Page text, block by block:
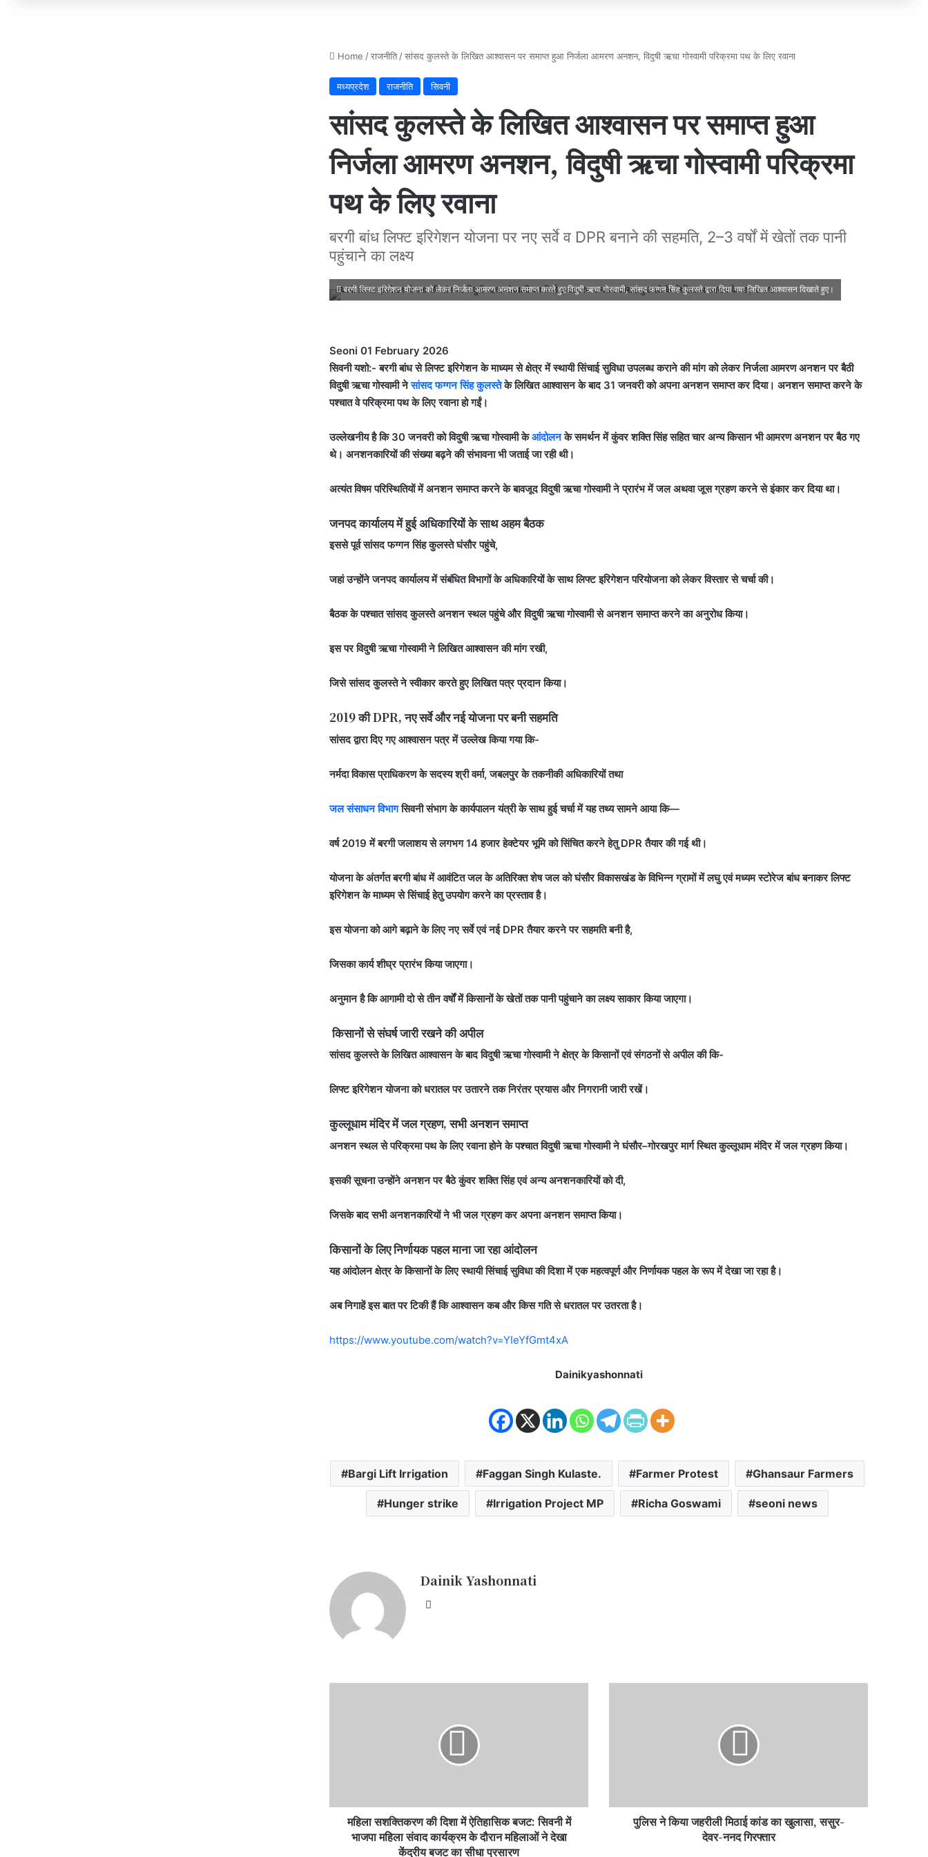
Home /राजनीति /सांसद कुलस्ते के लिखित आश्वासन पर समाप्त हुआ निर्जला आमरण अनशन, विदुषी ऋचा गोस्वामी परिक्रमा पथ के लिए रवाना
मध्यप्रदेश राजनीति सिवनी
सांसद कुलस्ते के लिखित आश्वासन पर समाप्त हुआ
निर्जला आमरण अनशन, विदुषी ऋचा गोस्वामी परिक्रमा
पथ के लिए रवाना
बरगी बांध लिफ्ट इरिगेशन योजना पर नए सर्वे व DPR बनाने की सहमति, 2–3 वर्षों में खेतों तक पानी
पहुंचाने का लक्ष्य
बरगी लिफ्ट इरिगेशन योजना को लेकर निर्जला आमरण अनशन समाप्त करते हुए विदुषी ऋचा गोस्वामी, सांसद फग्गन सिंह कुलस्ते द्वारा दिया गया लिखित आश्वासन दिखाते हुए।
Seoni 01 February 2026
सिवनी यशो:- बरगी बांध से लिफ्ट इरिगेशन के माध्यम से क्षेत्र में स्थायी सिंचाई सुविधा उपलब्ध कराने की मांग को लेकर निर्जला आमरण अनशन पर बैठी
विदुषी ऋचा गोस्वामी नेसांसद फग्गन सिंह कुलस्तेके लिखित आश्वासन के बाद 31 जनवरी को अपना अनशन समाप्त कर दिया। अनशन समाप्त करने के
पश्चात वे परिक्रमा पथ के लिए रवाना हो गईं।
उल्लेखनीय है कि 30 जनवरी को विदुषी ऋचा गोस्वामी केआंदोलनके समर्थन में कुंवर शक्ति सिंह सहित चार अन्य किसान भी आमरण अनशन पर बैठ गए
थे। अनशनकारियों की संख्या बढ़ने की संभावना भी जताई जा रही थी।
अत्यंत विषम परिस्थितियों में अनशन समाप्त करने के बावजूद विदुषी ऋचा गोस्वामी ने प्रारंभ में जल अथवा जूस ग्रहण करने से इंकार कर दिया था।
जनपद कार्यालय में हुई अधिकारियों के साथ अहम बैठक
इससे पूर्व सांसद फग्गन सिंह कुलस्ते घंसौर पहुंचे,
जहां उन्होंने जनपद कार्यालय में संबंधित विभागों के अधिकारियों के साथ लिफ्ट इरिगेशन परियोजना को लेकर विस्तार से चर्चा की।
बैठक के पश्चात सांसद कुलस्ते अनशन स्थल पहुंचे और विदुषी ऋचा गोस्वामी से अनशन समाप्त करने का अनुरोध किया।
इस पर विदुषी ऋचा गोस्वामी ने लिखित आश्वासन की मांग रखी,
जिसे सांसद कुलस्ते ने स्वीकार करते हुए लिखित पत्र प्रदान किया।
2019 की DPR, नए सर्वे और नई योजना पर बनी सहमति
सांसद द्वारा दिए गए आश्वासन पत्र में उल्लेख किया गया कि-
नर्मदा विकास प्राधिकरण के सदस्य श्री वर्मा, जबलपुर के तकनीकी अधिकारियों तथा
जल संसाधन विभागसिवनी संभाग के कार्यपालन यंत्री के साथ हुई चर्चा में यह तथ्य सामने आया कि—
वर्ष 2019 में बरगी जलाशय से लगभग 14 हजार हेक्टेयर भूमि को सिंचित करने हेतु DPR तैयार की गई थी।
योजना के अंतर्गत बरगी बांध में आवंटित जल के अतिरिक्त शेष जल को घंसौर विकासखंड के विभिन्न ग्रामों में लघु एवं मध्यम स्टोरेज बांध बनाकर लिफ्ट
इरिगेशन के माध्यम से सिंचाई हेतु उपयोग करने का प्रस्ताव है।
इस योजना को आगे बढ़ाने के लिए नए सर्वे एवं नई DPR तैयार करने पर सहमति बनी है,
जिसका कार्य शीघ्र प्रारंभ किया जाएगा।
अनुमान है कि आगामी दो से तीन वर्षों में किसानों के खेतों तक पानी पहुंचाने का लक्ष्य साकार किया जाएगा।
किसानों से संघर्ष जारी रखने की अपील
सांसद कुलस्ते के लिखित आश्वासन के बाद विदुषी ऋचा गोस्वामी ने क्षेत्र के किसानों एवं संगठनों से अपील की कि-
लिफ्ट इरिगेशन योजना को धरातल पर उतारने तक निरंतर प्रयास और निगरानी जारी रखें।
कुल्लूधाम मंदिर में जल ग्रहण, सभी अनशन समाप्त
अनशन स्थल से परिक्रमा पथ के लिए रवाना होने के पश्चात विदुषी ऋचा गोस्वामी ने घंसौर–गोरखपुर मार्ग स्थित कुल्लूधाम मंदिर में जल ग्रहण किया।
इसकी सूचना उन्होंने अनशन पर बैठे कुंवर शक्ति सिंह एवं अन्य अनशनकारियों को दी,
जिसके बाद सभी अनशनकारियों ने भी जल ग्रहण कर अपना अनशन समाप्त किया।
किसानों के लिए निर्णायक पहल माना जा रहा आंदोलन
यह आंदोलन क्षेत्र के किसानों के लिए स्थायी सिंचाई सुविधा की दिशा में एक महत्वपूर्ण और निर्णायक पहल के रूप में देखा जा रहा है।
अब निगाहें इस बात पर टिकी हैं कि आश्वासन कब और किस गति से धरातल पर उतरता है।
https://www.youtube.com/watch?v=YIeYfGmt4xA
Dainikyashonnati
Bargi Lift Irrigation Faggan Singh Kulaste. Farmer Protest Ghansaur Farmers
Hunger strike Irrigation Project MP Richa Goswami seoni news
Dainik Yashonnati
में
भाजपामहिला सशक्तिकरण की दिशा में ऐतिहासिक बजट: सिवनी में
भाजपा महिला संवाद कार्यक्रम के दौरान महिलाओं ने देखा
केंद्रीय बजट का सीधा प्रसारण
ससुर-
पुलिस ने किया जहरीली मिठाई कांड का खुलासा, ससुर-
देवर-ननद गिरफ्तार